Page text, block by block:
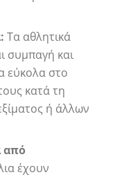
Τα αθλητικά
συμπαγή και
εύκολα στο
κατά τη
ή άλλων
από
έχουν